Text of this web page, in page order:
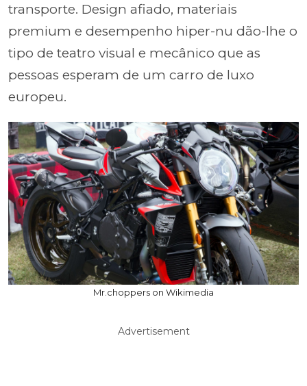
transporte. Design afiado, materiais
premium e desempenho hiper-nu dão-lhe o
tipo de teatro visual e mecânico que as
pessoas esperam de um carro de luxo
europeu.
Mr.choppers on Wikimedia
Advertisement